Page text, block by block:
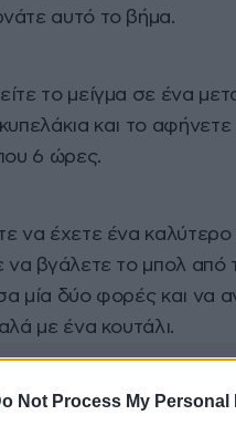
Not Process My Personal
αυτό το βήμα.
το μείγμα σε ένα
και το
6 ώρες.
να έχετε ένα
να βγάλετε το μπολ από
μία δύο φορές και να
με ένα κουτάλι.